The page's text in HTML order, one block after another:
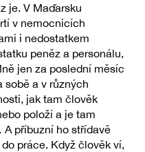
je. V Maďarsku
v nemocnicích
i nedostatkem
peněz a personálu,
jen za poslední měsíc
sobě a v různých
jak tam člověk
položí a je tam
příbuzní ho střídavě
práce. Když člověk ví,